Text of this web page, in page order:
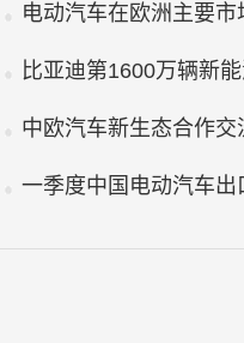
电动汽车在欧洲主要市
比亚迪第1600万辆新
中欧汽车新生态合作
一季度中国电动汽车出